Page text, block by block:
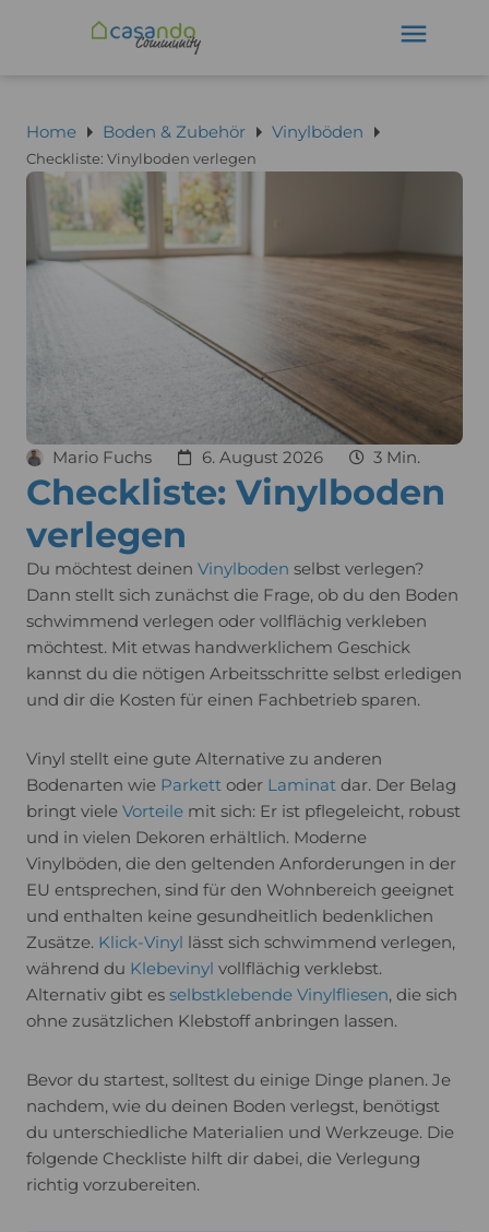
Home Boden & Zubehör Vinylböden
Checkliste: Vinylboden verlegen
Checkliste: Vinylboden
verlegen
Mario Fuchs 6. August 2026 3 Min.
Du möchtest deinen Vinylboden selbst verlegen?
Dann stellt sich zunächst die Frage, ob du den Boden
schwimmend verlegen oder vollflächig verkleben
möchtest. Mit etwas handwerklichem Geschick
kannst du die nötigen Arbeitsschritte selbst erledigen
und dir die Kosten für einen Fachbetrieb sparen.
Vinyl stellt eine gute Alternative zu anderen
Bodenarten wie Parkett oder Laminat dar. Der Belag
bringt viele Vorteile mit sich: Er ist pflegeleicht, robust
und in vielen Dekoren erhältlich. Moderne
Vinylböden, die den geltenden Anforderungen in der
EU entsprechen, sind für den Wohnbereich geeignet
und enthalten keine gesundheitlich bedenklichen
Zusätze. Klick-Vinyl lässt sich schwimmend verlegen,
während du Klebevinyl vollflächig verklebst.
Alternativ gibt es selbstklebende Vinylfliesen, die sich
ohne zusätzlichen Klebstoff anbringen lassen.
Bevor du startest, solltest du einige Dinge planen. Je
nachdem, wie du deinen Boden verlegst, benötigst
du unterschiedliche Materialien und Werkzeuge. Die
folgende Checkliste hilft dir dabei, die Verlegung
richtig vorzubereiten.